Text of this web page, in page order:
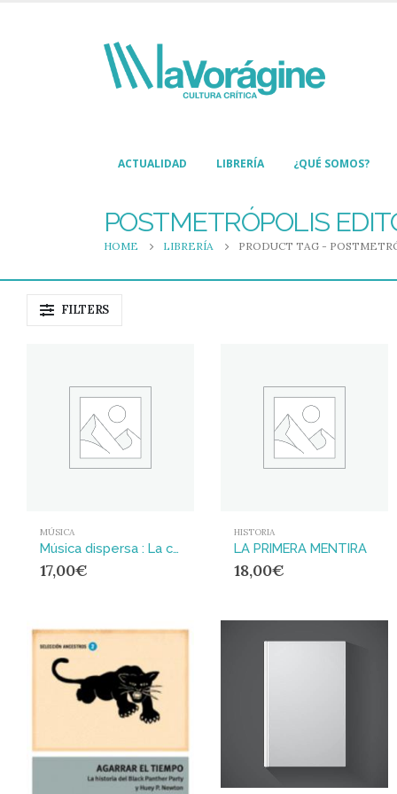
ACTUALIDAD LIBRERÍA ¿QUÉ SOMOS?
POSTMETRÓPOLIS
HOME LIBRERÍA PRODUCT TAG -
FILTERS
MÚSICA
Música dispersa : La contracultura de los años setenta en España como si realmente importara
17,00€
HISTORIA
LA PRIMERA MENTIRA
18,00€